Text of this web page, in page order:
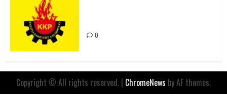
0
Copyright © All rights reserved. | ChromeNews by AF themes.